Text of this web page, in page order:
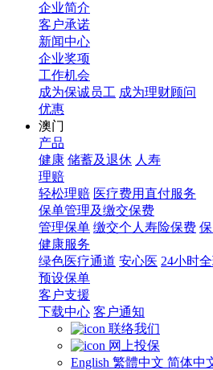
企业简介
客户承诺
新闻中心
企业奖项
工作机会
成为保诚员工 成为理财顾问
优惠
澳门
产品
健康 储蓄及退休 人寿
理赔
轻松理赔 医疗费用直付服务
保单管理及缴交保费
管理保单 缴交个人寿险保费
健康服务
绿色医疗通道 安心医 24小时
预设保单
客户支援
下载中心 客户通知
联络我们
网上投保
English 繁體中文 简体中